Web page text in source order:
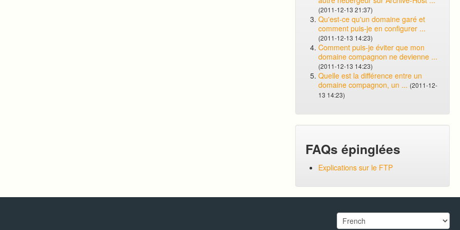
(2011-12-13 21:37)
Qu'est-ce qu'un domaine garé et
comment puis-je en configurer ...
(2011-12-13 14:23)
Comment puis-je éviter que mon
domaine compagnon ne devienne ...
(2011-12-13 14:23)
Quelle est la différence entre un
domaine compagnon, un ... (2011-12-
13 14:23)
FAQs épinglées
Explications sur le FTP